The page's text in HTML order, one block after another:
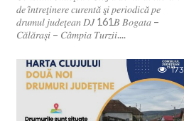
𝑑𝑒 𝑖̂𝑛𝑡𝑟𝑒𝑡̧𝑖𝑛𝑒𝑟𝑒 𝑐𝑢𝑟𝑒𝑛𝑡𝑎̆ 𝑠̧𝑖 𝑝𝑒𝑟𝑖𝑜𝑑𝑖𝑐𝑎̆ 𝑝𝑒
𝑑𝑟𝑢𝑚𝑢𝑙 𝑗𝑢𝑑𝑒𝑡̧𝑒𝑎𝑛 𝐷𝐽 161𝐵 𝐵𝑜𝑔𝑎𝑡𝑎 –
𝐶𝑎̆𝑙𝑎̆𝑟𝑎𝑠̦𝑖 – 𝐶𝑎̂𝑚𝑝𝑖𝑎 𝑇𝑢𝑟𝑧𝑖𝑖....
173